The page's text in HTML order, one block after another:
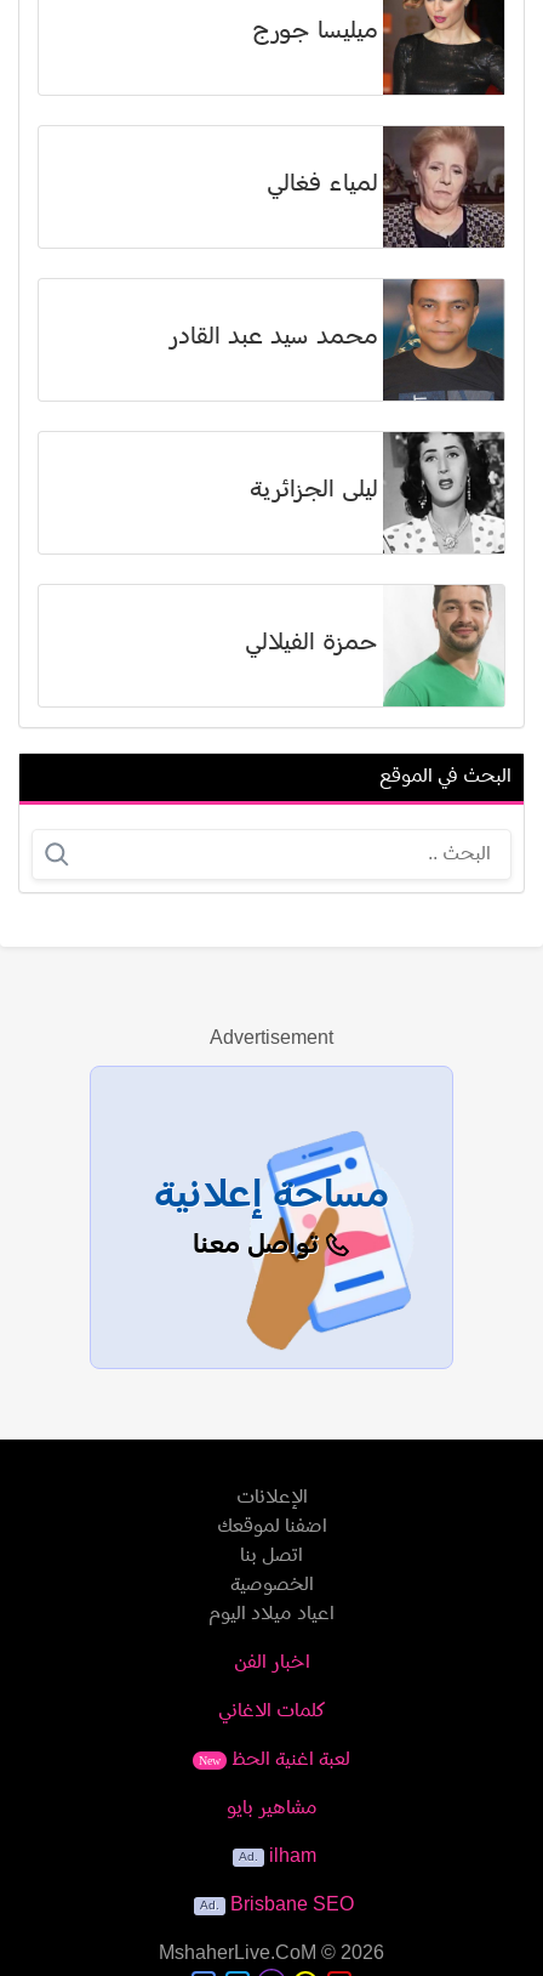
ميليسا جورج
لمياء فغالي
محمد سيد عبد القادر
ليلى الجزائرية
حمزة الفيلالي
البحث في الموقع
Advertisement
مساحة إعلانية
تواصل معنا
الإعلانات
اضفنا لموقعك
اتصل بنا
الخصوصية
اعياد ميلاد اليوم
اخبار الفن
كلمات الاغاني
لعبة اغنية الحظ New
مشاهير بايو
ilham
Brisbane SEO
MshaherLive.CoM © 2026